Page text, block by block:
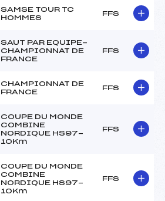
SAMSE TOUR TC
HOMMES
FFS
SAUT PAR EQUIPE-
CHAMPIONNAT DE
FRANCE
FFS
CHAMPIONNAT DE
FRANCE
FFS
COUPE DU MONDE
COMBINE
NORDIQUE HS97-
10Km
FFS
COUPE DU MONDE
COMBINE
NORDIQUE HS97-
10Km
FFS